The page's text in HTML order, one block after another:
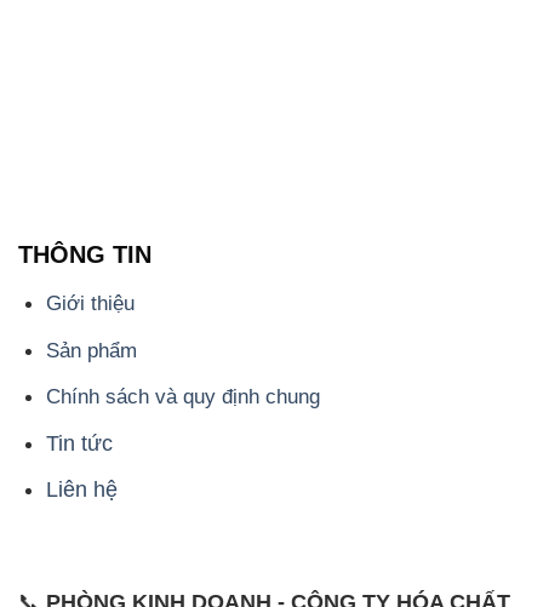
THÔNG TIN
Giới thiệu
Sản phẩm
Chính sách và quy định chung
Tin tức
Liên hệ